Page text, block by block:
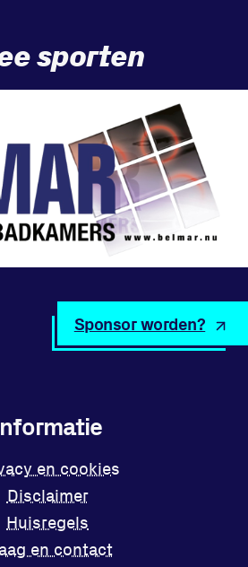
en cookies
Disclaimer
Huisregels
en contact
sporten
Sponsor worden?